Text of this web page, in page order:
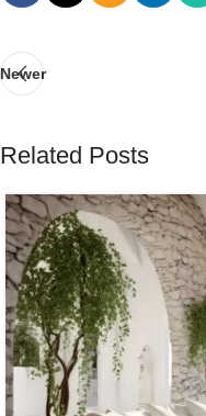
Newer
Related Posts